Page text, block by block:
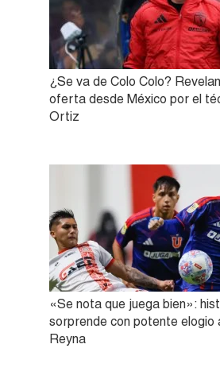
¿Se va de Colo Colo?
oferta desde México por el
Ortiz
«Se nota que juega bien»:
sorprende con potente elogio
Reyna